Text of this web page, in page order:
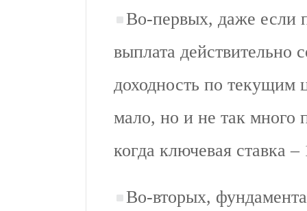
Во-первых, даже если
выплата действительно
доходность по текущим
мало, но и не так много
когда ключевая ставка –
Во-вторых,